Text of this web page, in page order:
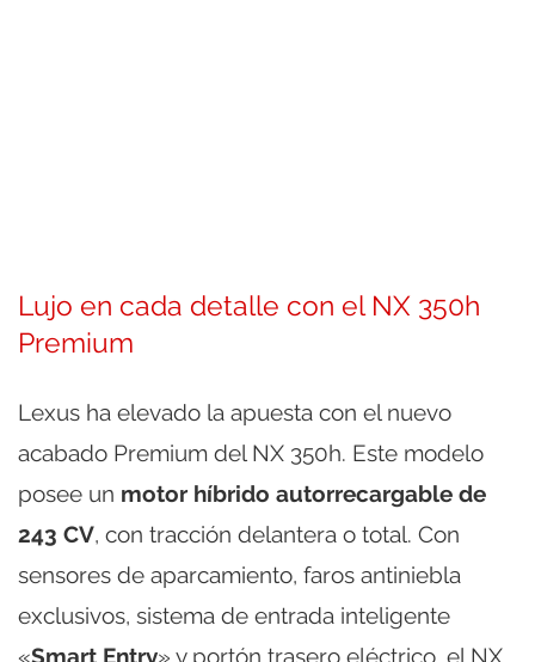
Lujo en cada detalle con el NX 350h
Premium
Lexus ha elevado la apuesta con el nuevo
acabado Premium del NX 350h. Este modelo
posee un motor híbrido autorrecargable de
243 CV, con tracción delantera o total. Con
sensores de aparcamiento, faros antiniebla
exclusivos, sistema de entrada inteligente
«Smart Entry» y portón trasero eléctrico, el NX